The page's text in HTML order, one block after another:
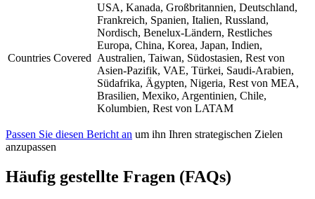
Countries Covered
USA, Kanada, Großbritannien, Deutschland,
Frankreich, Spanien, Italien, Russland,
Nordisch, Benelux-Ländern, Restliches
Europa, China, Korea, Japan, Indien,
Australien, Taiwan, Südostasien, Rest von
Asien-Pazifik, VAE, Türkei, Saudi-Arabien,
Südafrika, Ägypten, Nigeria, Rest von MEA,
Brasilien, Mexiko, Argentinien, Chile,
Kolumbien, Rest von LATAM
Passen Sie diesen Bericht an um ihn Ihren strategischen Zielen
anzupassen
Häufig gestellte Fragen (FAQs)